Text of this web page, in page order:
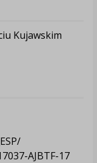
Kujawskim
AJBTF-17